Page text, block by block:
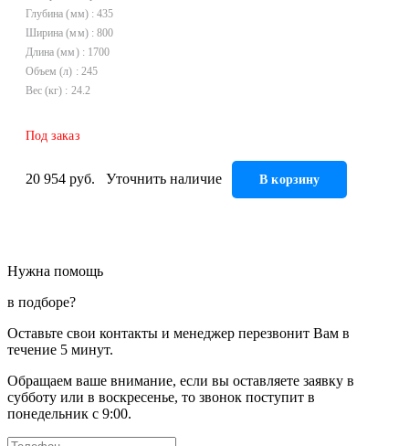
Глубина (мм)
435
Ширина (мм)
800
Длина (мм)
1700
Объем (л)
245
Вес (кг)
24.2
Под заказ
20 954 руб. Уточнить наличие В корзину
Нужна помощь
в подборе?
Оставьте свои контакты и менеджер перезвонит Вам в
течение 5 минут.
Обращаем ваше внимание, если вы оставляете заявку в
субботу или в воскресенье, то звонок поступит в
понедельник с 9:00.